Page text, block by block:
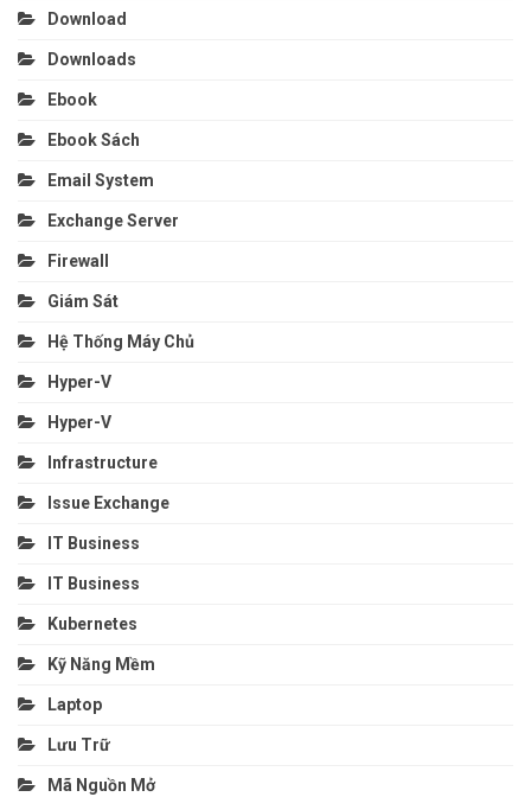
Download
Downloads
Ebook
Ebook Sách
Email System
Exchange Server
Firewall
Giám Sát
Hệ Thống Máy Chủ
Hyper-V
Hyper-V
Infrastructure
Issue Exchange
IT Business
IT Business
Kubernetes
Kỹ Năng Mềm
Laptop
Lưu Trữ
Mã Nguồn Mở